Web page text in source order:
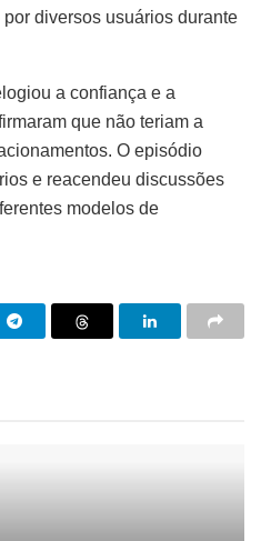
diversos usuários durante
a confiança e a
que não teriam a
O episódio
e reacendeu discussões
modelos de